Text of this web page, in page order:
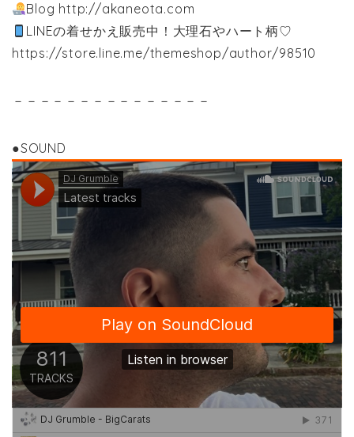
Blog http://akaneota.com
LINEの着せかえ販売中！大理石やハート柄♡
https://store.line.me/themeshop/author/98510
－－－－－－－－－－－－－－－
●SOUND